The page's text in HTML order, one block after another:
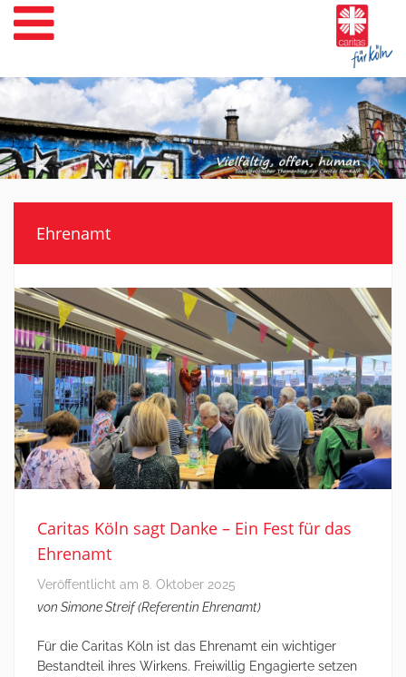
Weiter
zum
Inhalt
Ehrenamt
Caritas Köln sagt Danke – Ein Fest für das
Ehrenamt
Veröffentlicht am 8. Oktober 2025
von Simone Streif (Referentin Ehrenamt)
Für die Caritas Köln ist das Ehrenamt ein wichtiger
Bestandteil ihres Wirkens. Freiwillig Engagierte setzen